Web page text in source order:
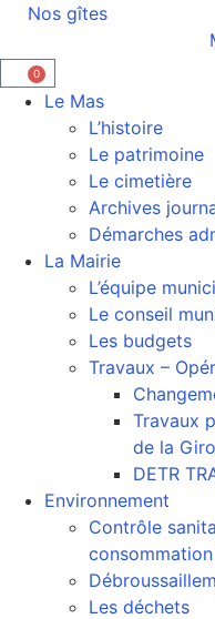
Nos gîtes
0
Le Mas
L’histoire
Le patrimoine
Le cimetière
Archives
Démarches
La Mairie
L’équipe
Le conseil
Les budgets
Travaux –
Travaux
de la
DETR
Environnement
Contrôle
Les déchets